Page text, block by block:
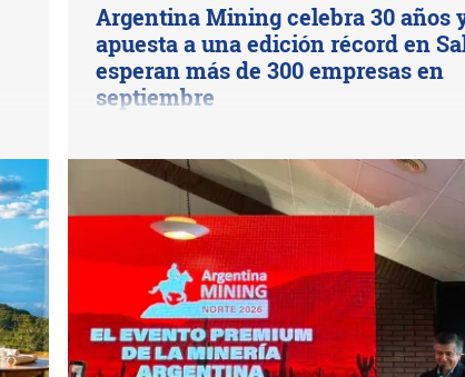
Argentina Mining celebra 30 años
apuesta a una edición récord en
esperan más de 300 empresas en
septiembre